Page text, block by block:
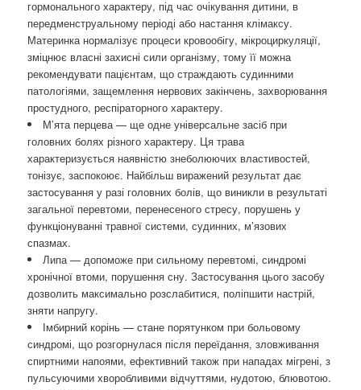
гормонального характеру, під час очікування дитини, в
передменструальному періоді або настання клімаксу.
Материнка нормалізує процеси кровообігу, мікроциркуляції,
зміцнює власні захисні сили організму, тому її можна
рекомендувати пацієнтам, що страждають судинними
патологіями, защемлення нервових закінчень, захворювання
простудного, респіраторного характеру.
М’ята перцева — ще одне універсальне засіб при
головних болях різного характеру. Ця трава
характеризується наявністю знеболюючих властивостей,
тонізує, заспокоює. Найбільш виражений результат дає
застосування у разі головних болів, що виникли в результаті
загальної перевтоми, перенесеного стресу, порушень у
функціонуванні травної системи, судинних, м’язових
спазмах.
Липа — допоможе при сильному перевтомі, синдромі
хронічної втоми, порушення сну. Застосування цього засобу
дозволить максимально розслабитися, поліпшити настрій,
зняти напругу.
Імбирний корінь — стане порятунком при больовому
синдромі, що розгорнулася після переїдання, зловживання
спиртними напоями, ефективний також при нападах мігрені, з
пульсуючими хворобливими відчуттями, нудотою, блювотою.